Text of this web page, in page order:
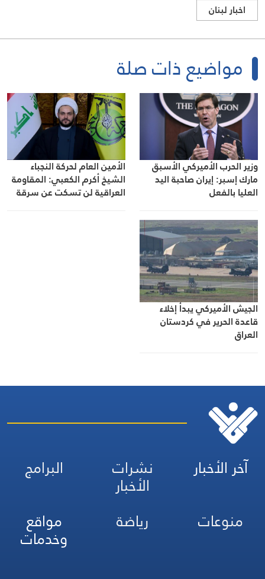
اخبار لبنان
مواضيع ذات صلة
وزير الحرب الأميركي الأسبق
مارك إسبر: إيران صاحبة اليد
العليا بالفعل
الأمين العام لحركة النجباء
الشيخ أكرم الكعبي: المقاومة
العراقية لن تسكت عن سرقة
الجيش الأميركي يبدأ إخلاء
قاعدة الحرير في كردستان
العراق
آخر الأخبار نشرات
الأخبار
البرامج
منوعات
رياضة مواقع
وخدمات